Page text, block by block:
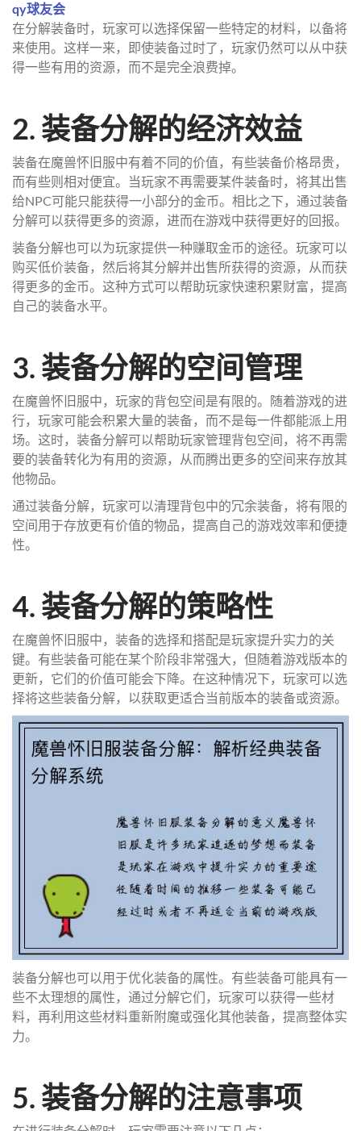
qy球友会
在分解装备时，玩家可以选择保留一些特定的材料，以备将
来使用。这样一来，即使装备过时了，玩家仍然可以从中获
得一些有用的资源，而不是完全浪费掉。
2. 装备分解的经济效益
装备在魔兽怀旧服中有着不同的价值，有些装备价格昂贵，
而有些则相对便宜。当玩家不再需要某件装备时，将其出售
给NPC可能只能获得一小部分的金币。相比之下，通过装备
分解可以获得更多的资源，进而在游戏中获得更好的回报。
装备分解也可以为玩家提供一种赚取金币的途径。玩家可以
购买低价装备，然后将其分解并出售所获得的资源，从而获
得更多的金币。这种方式可以帮助玩家快速积累财富，提高
自己的装备水平。
3. 装备分解的空间管理
在魔兽怀旧服中，玩家的背包空间是有限的。随着游戏的进
行，玩家可能会积累大量的装备，而不是每一件都能派上用
场。这时，装备分解可以帮助玩家管理背包空间，将不再需
要的装备转化为有用的资源，从而腾出更多的空间来存放其
他物品。
通过装备分解，玩家可以清理背包中的冗余装备，将有限的
空间用于存放更有价值的物品，提高自己的游戏效率和便捷
性。
4. 装备分解的策略性
在魔兽怀旧服中，装备的选择和搭配是玩家提升实力的关
键。有些装备可能在某个阶段非常强大，但随着游戏版本的
更新，它们的价值可能会下降。在这种情况下，玩家可以选
择将这些装备分解，以获取更适合当前版本的装备或资源。
装备分解也可以用于优化装备的属性。有些装备可能具有一
些不太理想的属性，通过分解它们，玩家可以获得一些材
料，再利用这些材料重新附魔或强化其他装备，提高整体实
力。
5. 装备分解的注意事项